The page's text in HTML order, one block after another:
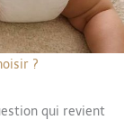
?
qui revient